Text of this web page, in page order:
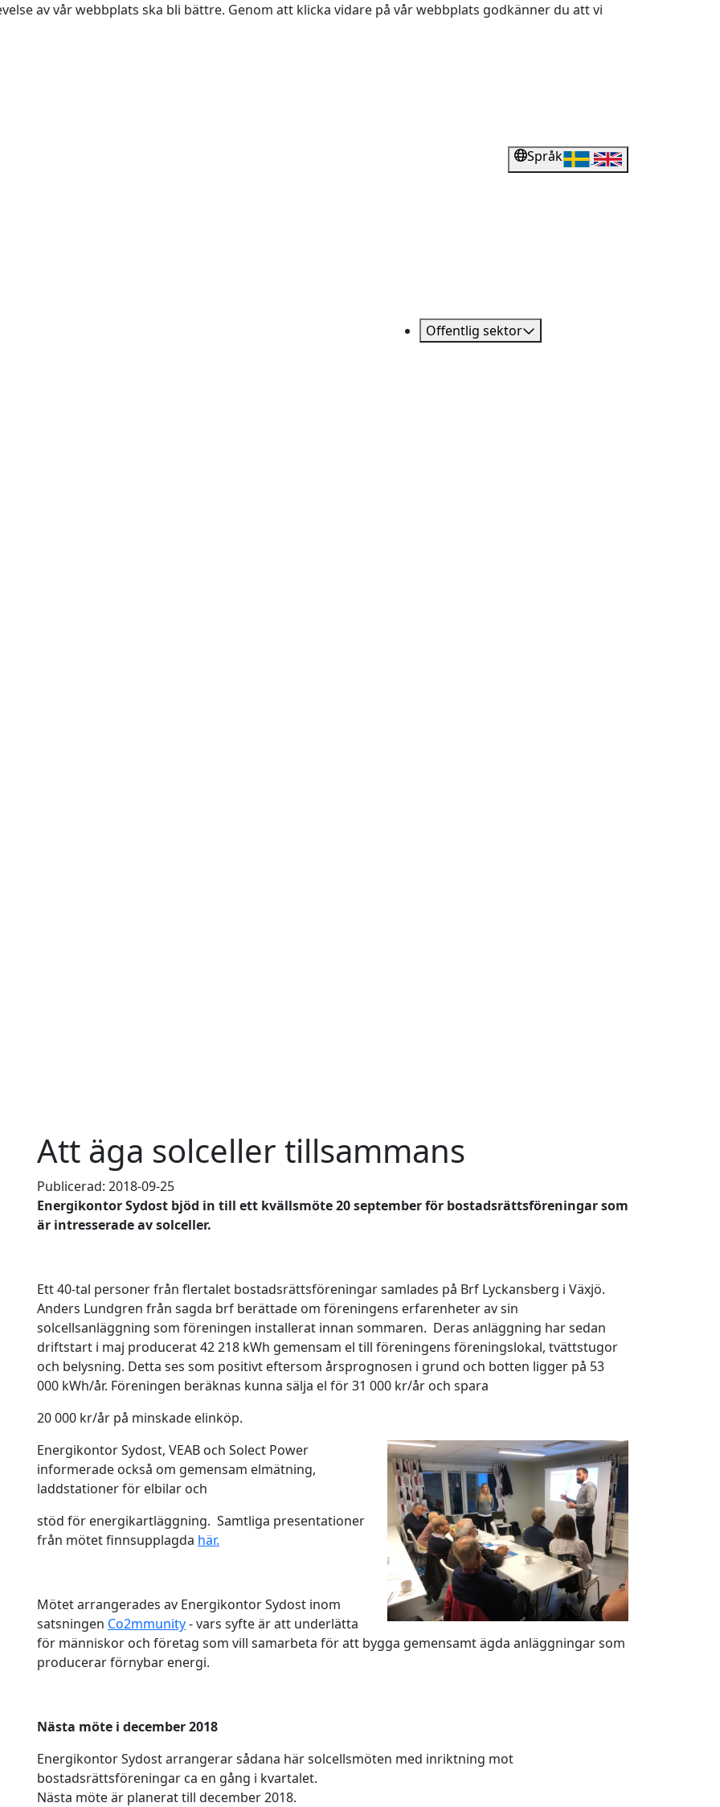
av vår webbplats ska bli bättre. Genom att klicka vidare på vår webbplats godkänner du att vi
Språk
Offentlig sektor
Att äga solceller tillsammans
Publicerad: 2018-09-25
Energikontor Sydost bjöd in till ett kvällsmöte 20 september för bostadsrättsföreningar som
är intresserade av solceller.
Ett 40-tal personer från flertalet bostadsrättsföreningar samlades på Brf Lyckansberg i Växjö.
Anders Lundgren från sagda brf berättade om föreningens erfarenheter av sin
solcellsanläggning som föreningen installerat innan sommaren. Deras anläggning har sedan
driftstart i maj producerat 42 218 kWh gemensam el till föreningens föreningslokal, tvättstugor
och belysning. Detta ses som positivt eftersom årsprognosen i grund och botten ligger på 53
000 kWh/år. Föreningen beräknas kunna sälja el för 31 000 kr/år och spara
20 000 kr/år på minskade elinköp.
Energikontor Sydost, VEAB och Solect Power
informerade också om gemensam elmätning,
laddstationer för elbilar och
stöd för energikartläggning. Samtliga presentationer
från mötet finnsupplagda här.
Mötet arrangerades av Energikontor Sydost inom
satsningen Co2mmunity- vars syfte är att underlätta
för människor och företag som vill samarbeta för att bygga gemensamt ägda anläggningar som
producerar förnybar energi.
Nästa möte i december 2018
Energikontor Sydost arrangerar sådana här solcellsmöten med inriktning mot
bostadsrättsföreningar ca en gång i kvartalet.
Nästa möte är planerat till december 2018.